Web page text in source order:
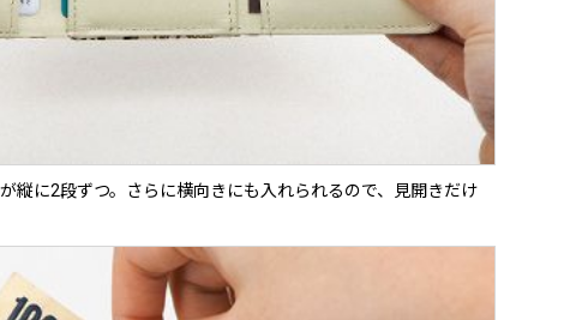
縦に2段ずつ。さらに横向きにも入れられるので、見開きだけ